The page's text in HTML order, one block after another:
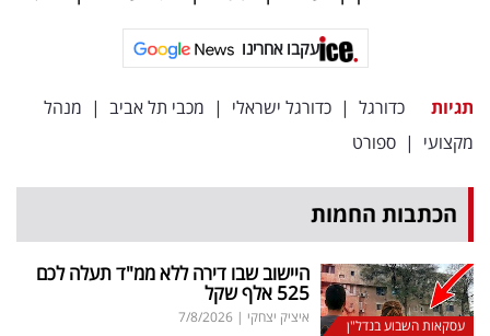
עקבו
אחרינו:
עקבו אחרינו
תגיות כדורגל | כדורגל ישראלי | מכבי תל אביב | מנהל
מקצועי | ספורט
הכתבות החמות
עסקאות השבוע בנדל"ן
היישוב שבו דירה ללא ממ"ד תעלה לכם
525 אלף שקל
איציק יצחקי |
7/8/2026